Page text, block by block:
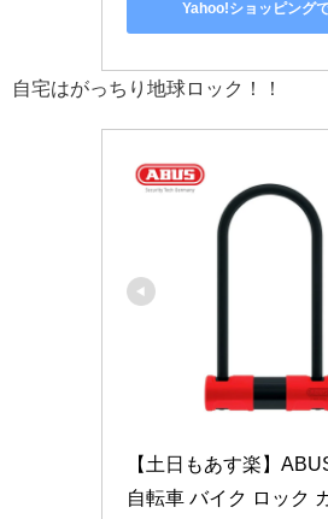
Yahoo!ショッピング
自宅はがっちり地球ロック！！
【土日もあす楽】
自転車 バイク ロック